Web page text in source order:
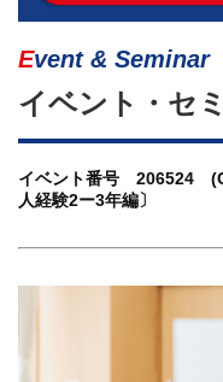
Event & Seminar
イベント・セ
イベント番号 206524
人経験2ー3年編〕